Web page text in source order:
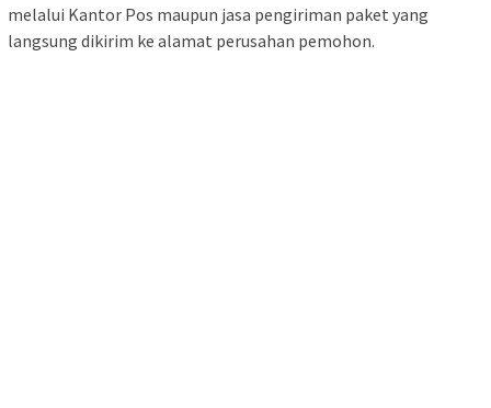
melalui Kantor Pos maupun jasa pengiriman paket yang
langsung dikirim ke alamat perusahan pemohon.